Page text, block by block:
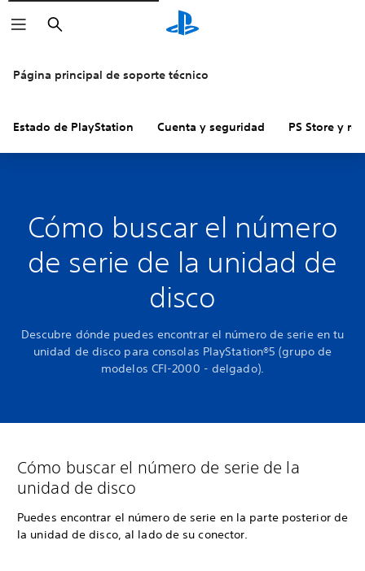
Buscar
Página principal de soporte técnico
Estado de PlayStation Cuenta y seguridad PS Store y
Cómo buscar el número
de serie de la unidad de
disco
Descubre dónde puedes encontrar el número de serie en tu
unidad de disco para consolas PlayStation®5 (grupo de
modelos CFI-2000 - delgado).
Cómo buscar el número de serie de la
unidad de disco
Puedes encontrar el número de serie en la parte posterior de
la unidad de disco, al lado de su conector.